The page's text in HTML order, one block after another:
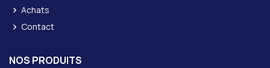
Achats
Contact
NOS PRODUITS